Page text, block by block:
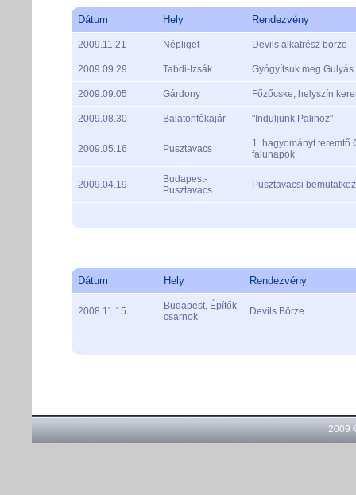
Dátum Hely Rendezvény
2009.11.21 Népliget Devils alkatrész börze
2009.09.29 Tabdi-Izsák Gyógyítsuk meg Gulyás
2009.09.05 Gárdony Főzőcske, helyszín
2009.08.30 Balatonfőkajár "Induljunk Palihoz"
2009.05.16 Pusztavacs
1. hagyományt teremtő
falunapok
2009.04.19
Budapest-
Pusztavacs
Pusztavacsi
Dátum Hely Rendezvény
2008.11.15
Budapest, Építők
csarnok
Devils Börze
2009